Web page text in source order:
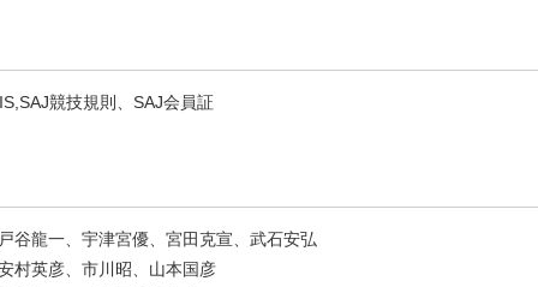
競技規則、SAJ会員証
、宇津宮優、宮田克宣、武石安弘
村英彦、市川昭、山本国彦